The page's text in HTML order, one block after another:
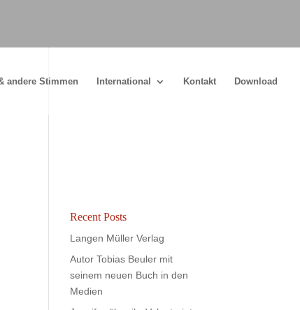
andere Stimmen International Kontakt Download
Recent Posts
Langen Müller Verlag
Autor Tobias Beuler mit
seinem neuen Buch in den
Medien